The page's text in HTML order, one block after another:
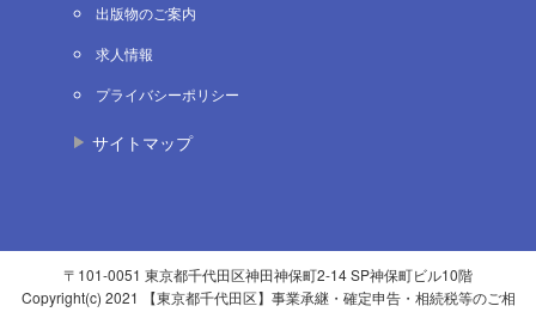
出版物のご案内
求人情報
プライバシーポリシー
サイトマップ
〒101-0051 東京都千代田区神田神保町2-14 SP神保町ビル10階
Copyright(c) 2021 【東京都千代田区】事業承継・確定申告・相続税等のご相